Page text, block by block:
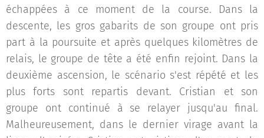
échappées à ce moment de la course. Dans la
descente, les gros gabarits de son groupe ont pris
part à la poursuite et après quelques kilomètres de
relais, le groupe de tête a été enfin rejoint. Dans la
deuxième ascension, le scénario s'est répété et les
plus forts sont repartis devant. Cristian et son
groupe ont continué à se relayer jusqu'au final.
Malheureusement, dans le dernier virage avant la